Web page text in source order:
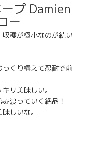
プ Damien
ー
穫が極小なのが続い
っくり構えて忍耐で前
リ美味しい。
渡っていく絶品！
しいな。